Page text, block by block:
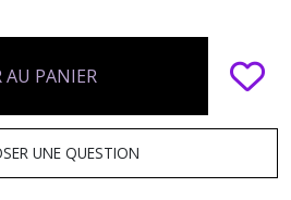
AU PANIER
UNE QUESTION